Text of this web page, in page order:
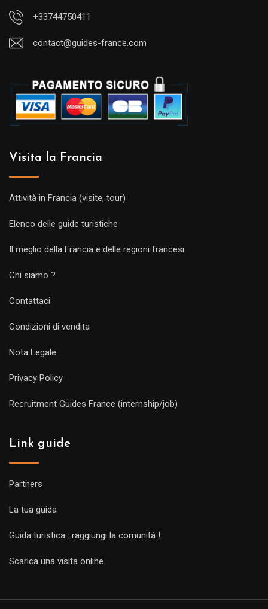
+33744750411
contact@guides-france.com
Visita la Francia
Attività in Francia (visite, tour)
Elenco delle guide turistiche
Il meglio della Francia e delle regioni francesi
Chi siamo ?
Contattaci
Condizioni di vendita
Nota Legale
Privacy Policy
Recruitment Guides France (internship/job)
Link guide
Partners
La tua guida
Guida turistica : raggiungi la comunità !
Scarica una visita online